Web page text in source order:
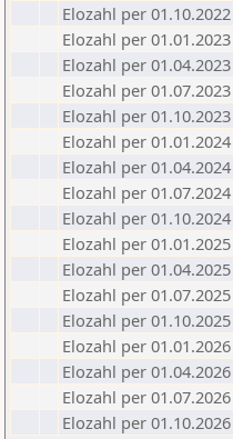
Elozahl per 01.10.2022
Elozahl per 01.01.2023
Elozahl per 01.04.2023
Elozahl per 01.07.2023
Elozahl per 01.10.2023
Elozahl per 01.01.2024
Elozahl per 01.04.2024
Elozahl per 01.07.2024
Elozahl per 01.10.2024
Elozahl per 01.01.2025
Elozahl per 01.04.2025
Elozahl per 01.07.2025
Elozahl per 01.10.2025
Elozahl per 01.01.2026
Elozahl per 01.04.2026
Elozahl per 01.07.2026
Elozahl per 01.10.2026